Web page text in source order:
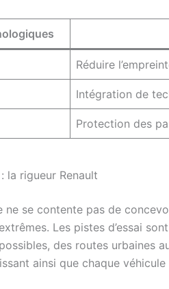
Réduire
Intégration de
Protection des
la rigueur Renault
ne se contente pas de
Les pistes d’essai
des routes urbaines
ainsi que chaque